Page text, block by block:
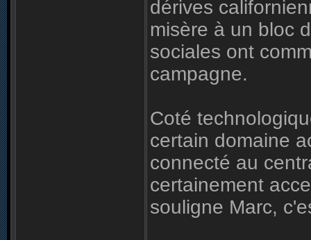
dérives
misère à un bloc
sociales ont
campagne.
Coté
certain domaine
connecté au
certainement
souligne Marc,